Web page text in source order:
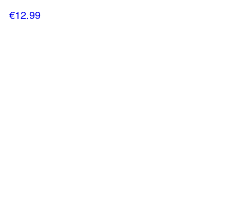
€12.99